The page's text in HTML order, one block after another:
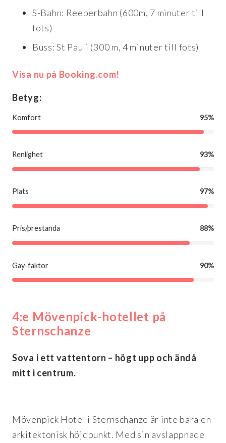
S-Bahn: Reeperbahn (600m, 7 minuter till
fots)
Buss: St Pauli (300 m, 4 minuter till fots)
Visa nu på Booking.com!
Betyg:
Komfort 95%
Renlighet 93%
Plats 97%
Pris/prestanda 88%
Gay-faktor 90%
4:e Mövenpick-hotellet på
Sternschanze
Sova i ett vattentorn – högt upp och ändå
mitt i centrum.
Mövenpick Hotel i Sternschanze är inte bara en
arkitektonisk höjdpunkt. Med sin avslappnade